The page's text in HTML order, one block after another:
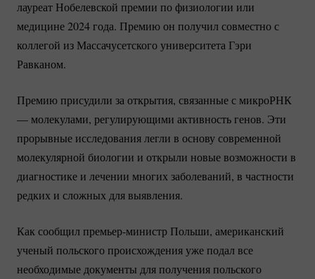
лауреат Нобелевской премии по физиологии или
медицине 2024 года. Премию он получил совместно с
коллегой из Массачусетского университета Гэри
Равканом.
Премию присудили за открытия, связанные с микроРНК
— молекулами, регулирующими активность генов. Эти
прорывные исследования легли в основу современной
молекулярной биологии и открыли новые возможности в
диагностике и лечении многих заболеваний, в частности
редких и сложных для выявления.
Как сообщил премьер-министр Польши, американский
ученый польского происхождения уже подал все
необходимые документы для получения польского